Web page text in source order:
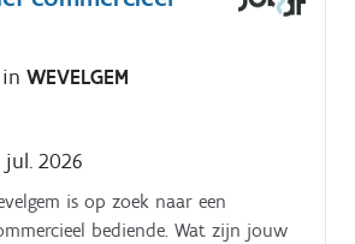
Je behandelt vragen en
en dossiers kan je administratief
Je ondersteunt collega's van
permanantie in de toonzaal en
bij het adviseren van
in WEVELGEM
jul. 2026
is op zoek naar een